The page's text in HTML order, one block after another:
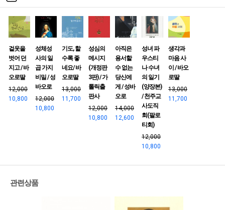
겉옷을
벗어 던
지고 / 바
오로딸
12,000
10,800
성체성
사의 일
곱 가지
비밀 / 성
바오로
12,000
10,800
기도, 할
수록 좋
네요/ 바
오로딸
13,000
11,700
성심의
메시지
(개정판
3판) / 가
톨릭출
판사
12,000
10,800
아직은
용서할
수 없는
당신에
게 / 성바
오로
14,000
12,600
성녀 파
우스티
나 수녀
의 일기
(양장본)
/ 천주교
사도직
회(팔로
티회)
12,000
10,800
생각과
마음 사
이 / 바오
로딸
13,000
11,700
관련상품